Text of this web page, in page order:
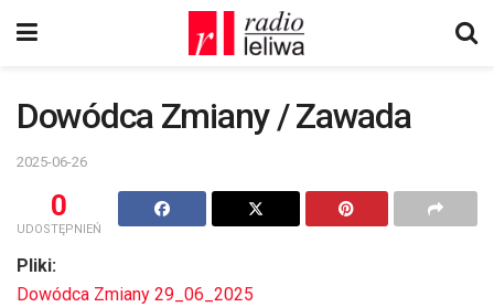
Dowódca Zmiany / Zawada
2025-06-26
0
UDOSTĘPNIEŃ
Pliki:
Dowódca Zmiany 29_06_2025